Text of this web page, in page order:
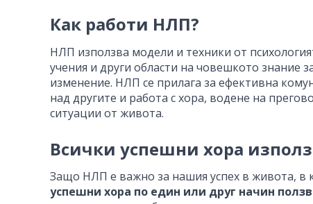
Как работи НЛП?
НЛП използва модели и техники от
учения и други области на човешкото знание
изменение. НЛП се прилага за ефективна
над другите и работа с хора, водене на
ситуации от живота.
Всички успешни хора
Защо НЛП е важно за нашия успех в живота, в
успешни хора по един или друг начин